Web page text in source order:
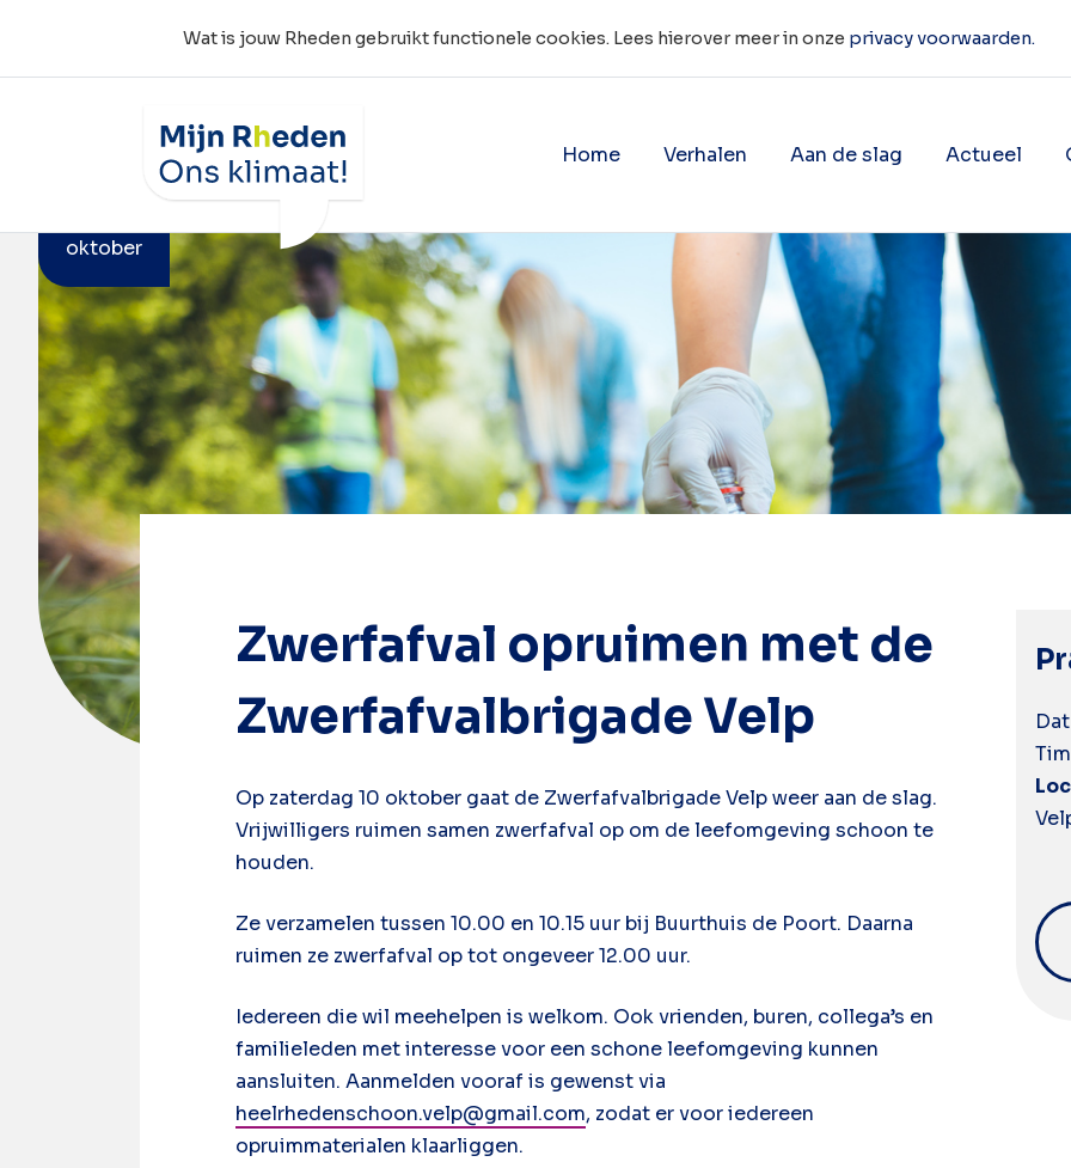
Wat is jouw Rheden gebruikt functionele cookies. Lees hierover meer in onze privacy voorwaarden.
Wat is jouw Rheden
Home
Verhalen
Aan de slag
Actueel
Home Agenda Zwerfafval opruimen met de Zwerfafvalbrigade Velp
oktober
Zwerfafval opruimen met de
Zwerfafvalbrigade Velp
Op zaterdag 10 oktober gaat de Zwerfafvalbrigade Velp weer aan de slag.
Vrijwilligers ruimen samen zwerfafval op om de leefomgeving schoon te
houden.
Ze verzamelen tussen 10.00 en 10.15 uur bij Buurthuis de Poort. Daarna
ruimen ze zwerfafval op tot ongeveer 12.00 uur.
Iedereen die wil meehelpen is welkom. Ook vrienden, buren, collega’s en
familieleden met interesse voor een schone leefomgeving kunnen
aansluiten. Aanmelden vooraf is gewenst via
heelrhedenschoon.velp@gmail.com, zodat er voor iedereen
opruimmaterialen klaarliggen.